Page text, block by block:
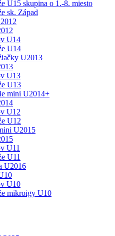
U15 skupina o 1.-8. miesto
sk. Západ
U14
U14
U2013
U13
U13
mini U2014+
U12
U12
U2015
U11
U11
U2016
U10
mikroigy U10